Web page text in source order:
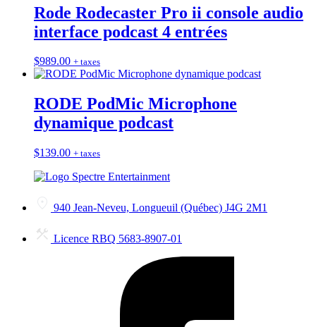
Rode Rodecaster Pro ii console audio
interface podcast 4 entrées
$989.00 + taxes
RODE PodMic Microphone
dynamique podcast
$139.00 + taxes
940 Jean-Neveu, Longueuil (Québec) J4G 2M1
Licence RBQ 5683-8907-01